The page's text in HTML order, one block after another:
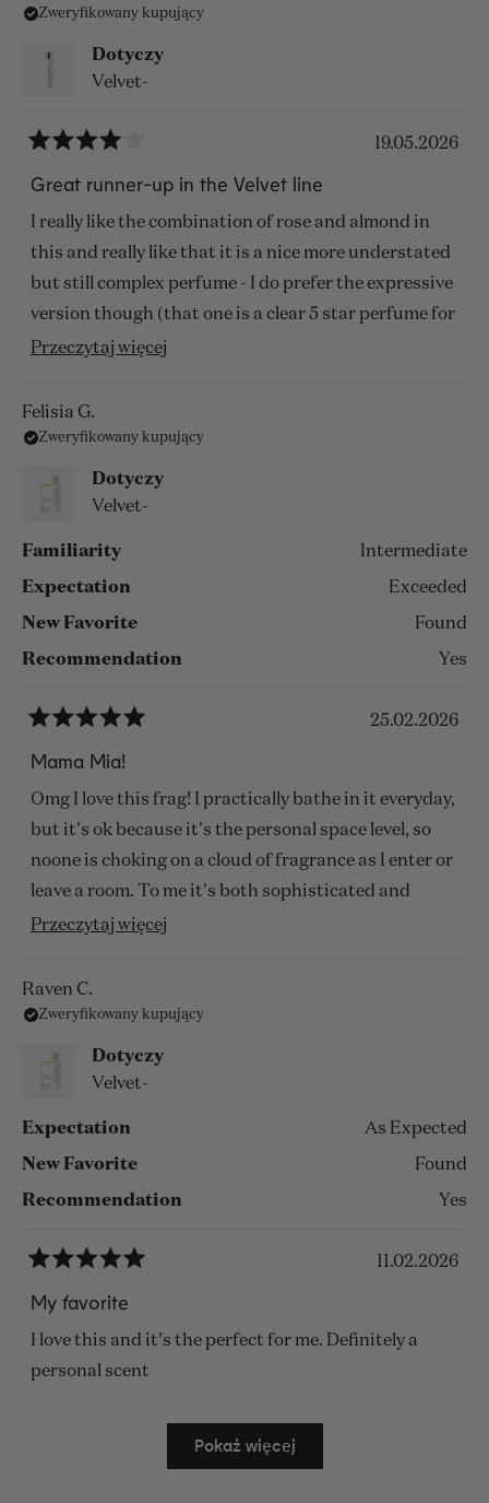
Zweryfikowany kupujący
Dotyczy
Velvet-
na
4
z
5
gwiazdek
19.05.2026
Great runner-up in the Velvet line
I really like the combination of rose and almond in
this and really like that it is a nice more understated
but still complex perfume - I do prefer the expressive
version though (that one is a clear 5 star perfume for
me).
Przeczytaj więcej
tej
Felisia G.
Zweryfikowany kupujący
Dotyczy
Velvet-
Familiarity Intermediate
Expectation Exceeded
New Favorite Found
Recommendation Yes
na
5
z
5
gwiazdek
25.02.2026
Mama Mia!
Omg I love this frag! I practically bathe in it everyday,
but it's ok because it's the personal space level, so
noone is choking on a cloud of fragrance as I enter or
leave a room. To me it's both sophisticated and
playful; cozy with a smidge of sweet and ozone. This
Przeczytaj więcej
tej
Raven C.
Zweryfikowany kupujący
Dotyczy
Velvet-
Expectation As Expected
New Favorite Found
Recommendation Yes
na
5
z
5
gwiazdek
11.02.2026
My favorite
I love this and it’s the perfect for me. Definitely a
personal scent
Wczytywanie...
Pokaż więcej